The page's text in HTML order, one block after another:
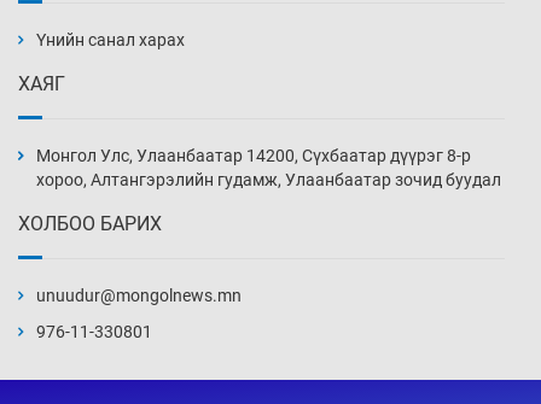
нэмэгджээ
8 цаг 9 мин
8 цаг 39 мин
Үнийн санал харах
ХАЯГ
Монгол Улс, Улаанбаатар 14200, Сүхбаатар дүүрэг 8-р
хороо, Алтангэрэлийн гудамж, Улаанбаатар зочид буудал
ХОЛБОО БАРИХ
unuudur@mongolnews.mn
976-11-330801